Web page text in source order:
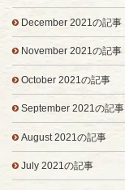
December 2021の記事
November 2021の記事
October 2021の記事
September 2021の記事
August 2021の記事
July 2021の記事